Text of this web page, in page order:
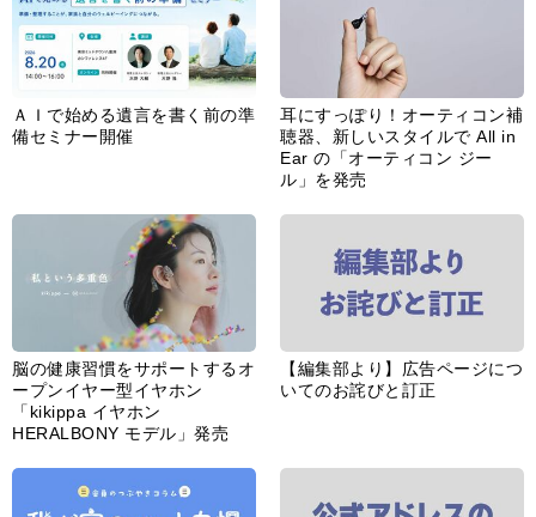
ＡＩで始める遺言を書く前の準
備セミナー開催
耳にすっぽり！オーティコン補
聴器、新しいスタイルで All in
Ear の「オーティコン ジー
ル」を発売
脳の健康習慣をサポートするオ
ープンイヤー型イヤホン
「kikippa イヤホン
HERALBONY モデル」発売
【編集部より】広告ページにつ
いてのお詫びと訂正